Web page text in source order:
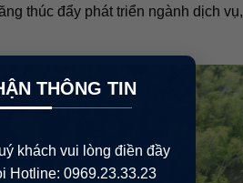
THÔNG TIN
khách vui lòng điền đầy
Hotline: 0969.23.33.23
thúc đẩy phát triển ngành dịch vụ,